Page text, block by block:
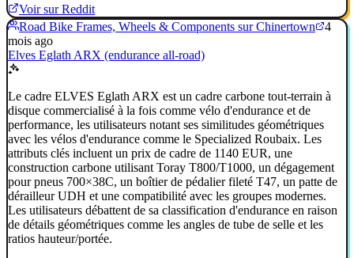
Voir sur Reddit
Road Bike Frames, Wheels & Components sur Chinertown
4
mois ago
Elves Eglath ARX (endurance all-road)
Le cadre ELVES Eglath ARX est un cadre carbone tout-terrain à
disque commercialisé à la fois comme vélo d'endurance et de
performance, les utilisateurs notant ses similitudes géométriques
avec les vélos d'endurance comme le Specialized Roubaix. Les
attributs clés incluent un prix de cadre de 1140 EUR, une
construction carbone utilisant Toray T800/T1000, un dégagement
pour pneus 700×38C, un boîtier de pédalier fileté T47, un patte de
dérailleur UDH et une compatibilité avec les groupes modernes.
Les utilisateurs débattent de sa classification d'endurance en raison
de détails géométriques comme les angles de tube de selle et les
ratios hauteur/portée.